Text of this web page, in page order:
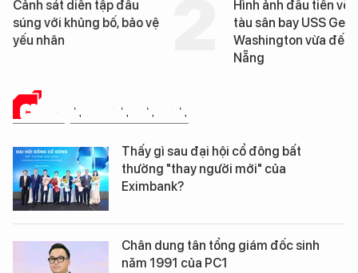
Hình ảnh đầu tiên về siêu
tàu sân bay USS George
Washington vừa đến Đà
Cận cảnh chiến
tống tàu sân bay
George
Đà Nẵng
CHUYỆN DOANH NHÂN
Thấy gì sau đại hội cổ đông bất
thường "thay người mới" của
Eximbank?
Chân dung tân tổng giám đốc sinh
năm 1991 của PC1